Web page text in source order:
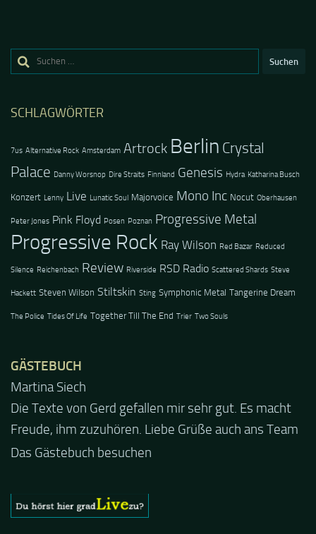
Suchen
SCHLAGWÖRTER
7us Alternative Rock Amsterdam Artrock Berlin Crystal
Palace Danny Worsnop Dire Straits Finnland Genesis Hydra Katharina Busch
Konzert Lenny Live Lunatic Soul Majorvoice Mono Inc Nocut Oberhausen
Peter Jones Pink Floyd Posen Poznan Progressive Metal
Progressive Rock Ray Wilson Red Bazar Reduced
Silence Reichenbach Review Riverside RSD Radio Scattered Shards Steve
Hackett Steven Wilson Stiltskin Sting Symphonic Metal Tangerine Dream
The Police Tides Of Life Together Till The End Trier Two Souls
GÄSTEBUCH
Jacel
Guten Abend und auch von uns nochmals besten
Dank für die tolle Mucke zur Party! Der aktuelle Live
Stream ist eine schöne Zusammenfassung - Merci...